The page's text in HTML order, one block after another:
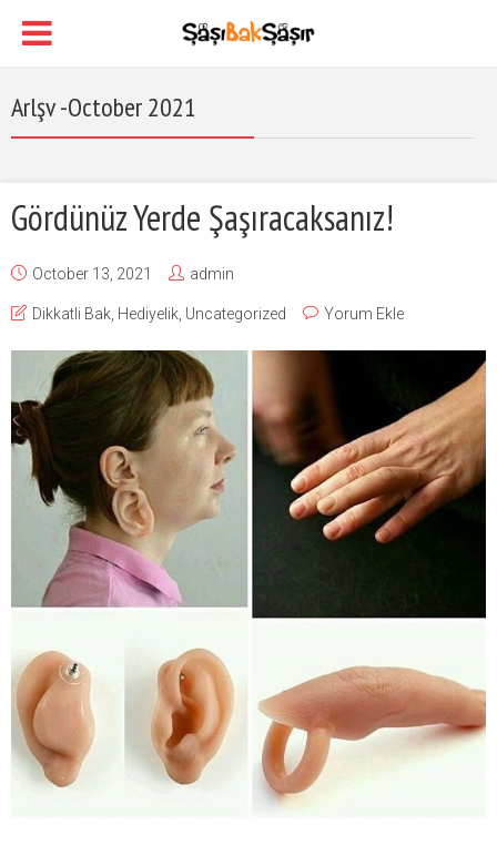
Arlşv -October 2021
Gördünüz Yerde Şaşıracaksanız!
October 13, 2021 admin
Dikkatli Bak Hediyelik Uncategorized Yorum Ekle